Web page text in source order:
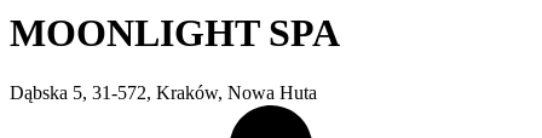
MOONLIGHT SPA
Dąbska 5, 31-572, Kraków, Nowa Huta